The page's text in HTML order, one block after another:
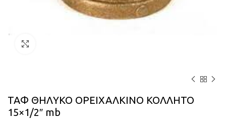
ΤΑΦ ΘΗΛΥΚΟ ΟΡΕΙΧΑΛΚΙΝΟ ΚΟΛΛΗΤΟ
15×1/2″ mb